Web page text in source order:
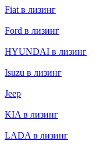
Fiat в лизинг
Ford в лизинг
HYUNDAI в лизинг
Isuzu в лизинг
Jeep
KIA в лизинг
LADA в лизинг